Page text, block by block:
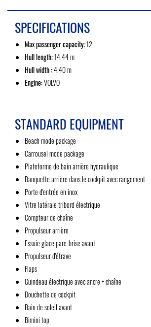
SPECIFICATIONS
Max passenger capacity:12
Hull length:14.44 m
Hull width :4.40 m
Engine:VOLVO
STANDARD EQUIPMENT
Beach mode package
Carrousel mode package
Plateforme de bain arrière hydraulique
Banquette arrière dans le cockpit avec rangement
Porte d'entrée en inox
Vitre latérale tribord électrique
Compteur de chaîne
Propulseur arrière
Essuie glace pare-brise avant
Propulseur d'étrave
Flaps
Guindeau électrique avec ancre + chaîne
Douchette de cockpit
Bain de soleil avant
Bimini top